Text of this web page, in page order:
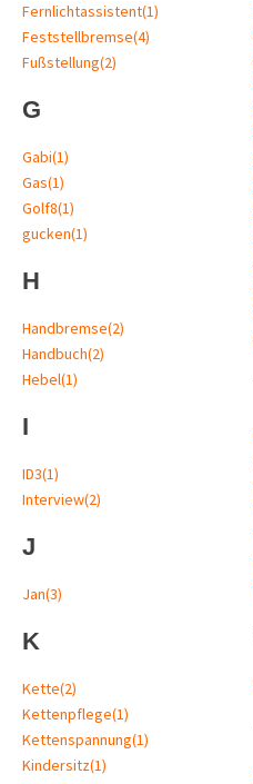
Fernlichtassistent(1)
Feststellbremse(4)
Fußstellung(2)
G
Gabi(1)
Gas(1)
Golf8(1)
gucken(1)
H
Handbremse(2)
Handbuch(2)
Hebel(1)
I
ID3(1)
Interview(2)
J
Jan(3)
K
Kette(2)
Kettenpflege(1)
Kettenspannung(1)
Kindersitz(1)